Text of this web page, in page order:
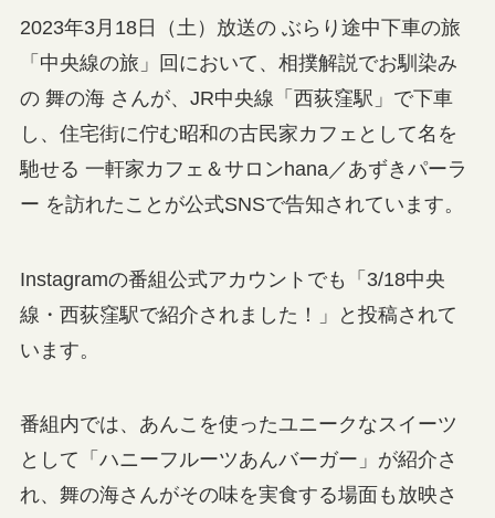
2023年3月18日（土）放送の ぶらり途中下車の旅
「中央線の旅」回において、相撲解説でお馴染み
の 舞の海 さんが、JR中央線「西荻窪駅」で下車
し、住宅街に佇む昭和の古民家カフェとして名を
馳せる 一軒家カフェ＆サロンhana／あずきパーラ
ー を訪れたことが公式SNSで告知されています。
Instagramの番組公式アカウントでも「3/18中央
線・西荻窪駅で紹介されました！」と投稿されて
います。
番組内では、あんこを使ったユニークなスイーツ
として「ハニーフルーツあんバーガー」が紹介さ
れ、舞の海さんがその味を実食する場面も放映さ